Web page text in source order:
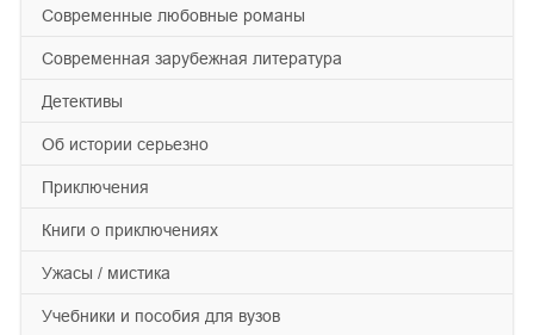
современные любовные романы
современная зарубежная литература
детективы
об истории серьезно
приключения
книги о приключениях
ужасы / мистика
учебники и пособия для вузов